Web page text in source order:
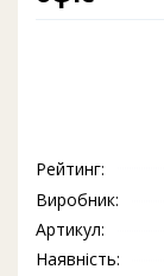
Рейтинг:
Виробник:
Артикул:
Наявність: